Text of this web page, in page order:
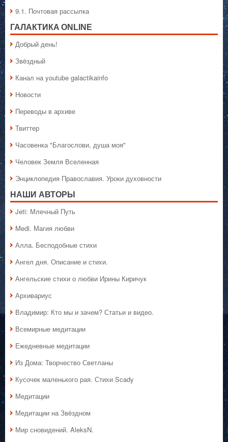
9.1. Почтовая рассылка
ГАЛАКТИКA ONLINE
Добрый день!
Звёздный
Канал на youtube galactikainfo
Новости
Переводы в архиве
Твиттер
Часовенка "Благослови, душа моя"
Человек Земля Вселенная
Энциклопедия Православия. Уроки духовности
НАШИ АВТОРЫ
Jeti: Млечный Путь
Medi. Магия любви
Алла. Бесподобные стихи
Ангел дня. Описание и стихи.
Ангельские стихи о любви Ирины Киричук
Архивариус
Владимир: Кто мы и зачем? Статьи и видео.
Всемирные медитации
Ежедневные медитации
Из Дома: Творчество Светланы
Кусочек маленького рая. Стихи Scady
Медитации
Медитации на Звёздном
Мир сновидений. AleksN.